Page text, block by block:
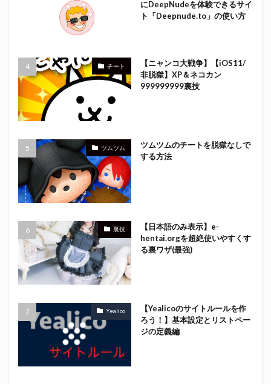
にDeepNudeを体験できるサイ
ト「Deepnude.to」の使い方
チート
【ニャンコ大戦争】【iOS11/
非脱獄】XP＆ネコカン
999999999裏技
ツムツム
ツムツムのチートを脱獄なしで
する方法
裏技
【日本語のみ表示】e-
hentai.orgを超絶使いやすくす
る裏ワザ(最強)
Yealico
【Yealicoのサイトルールを作
ろう！】基本設定とリストペー
ジの定義編